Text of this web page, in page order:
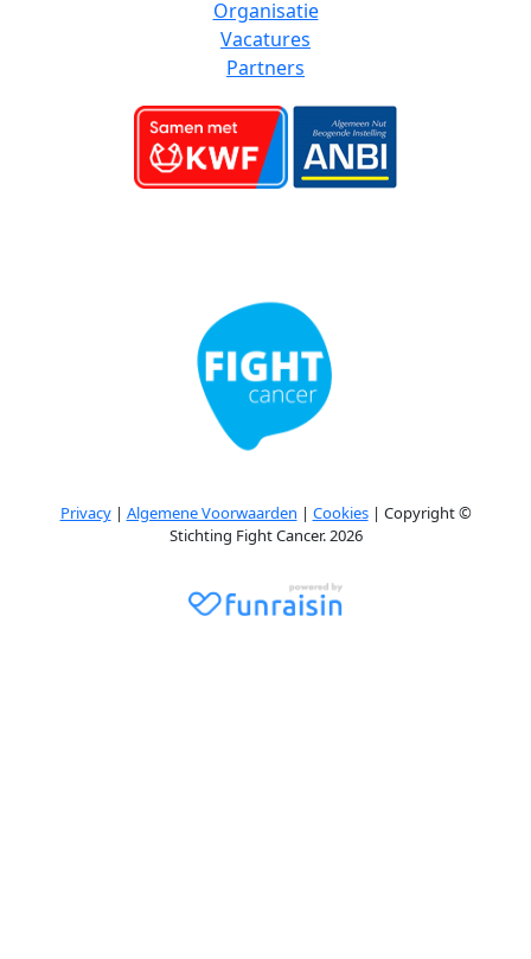
Organisatie
Vacatures
Partners
Privacy| Algemene Voorwaarden | Cookies| Copyright ©
Stichting Fight Cancer. 2026